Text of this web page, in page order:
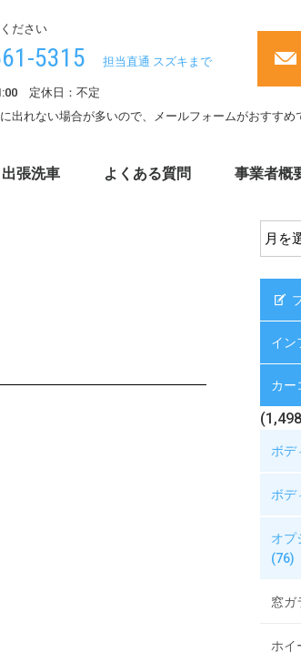
ださい
5315 担当直通 スズキまで
定休日：不定
出れない場合が多いので、メールフォームがおすすめ
出張洗車 よくある質問 事業者概
イン
カー
ボデ
ボデ
オプ
(76)
窓ガ
ホイ